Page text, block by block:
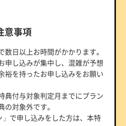
意事項
日以上お時間がかかります。
申し込みが集中し、混雑が予想
裕を持ったお申し込みをお願い
典付与対象判定月までにプラン
対象外です。
」で申し込みをした方は、本特